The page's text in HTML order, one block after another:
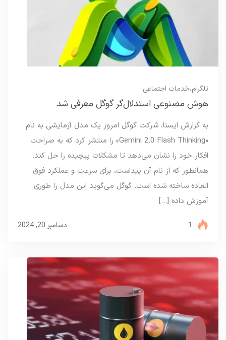
تلگرام،خدمات اجتماعی
هوش مصنوعی استدلال‌گر گوگل معرفی شد
به گزارش ایسنا، شرکت گوگل امروز یک مدل آزمایشی به نام
«Gemini 2.0 Flash Thinking» را منتشر کرد که به صراحت
افکار خود را نشان می‌دهد تا مشکلات پیچیده را حل کند.
همانطور که از نام آن پیداست، برای سرعت و عملکرد فوق
العاده ساخته شده است. گوگل می‌گوید این مدل را طوری
آموزش داده […]
دسامبر 20, 2024 1